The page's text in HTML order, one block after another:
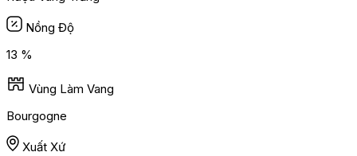
Nồng Độ
13 %
Vùng Làm Vang
Bourgogne
Xuất Xứ